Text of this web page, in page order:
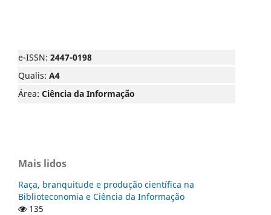
e-ISSN: 2447-0198
Qualis: A4
Área: Ciência da Informação
Mais lidos
Raça, branquitude e produção científica na
Biblioteconomia e Ciência da Informação
135